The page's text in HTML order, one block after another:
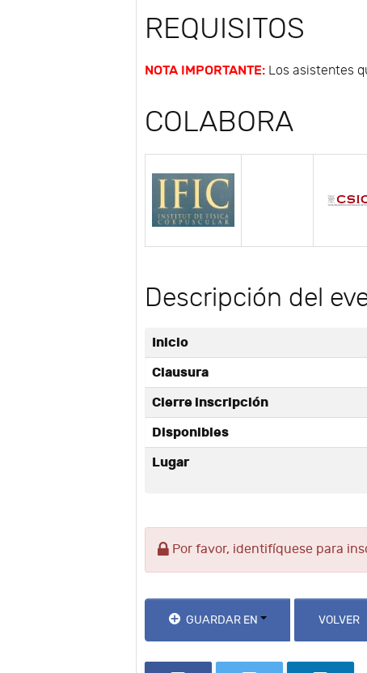
REQUISITOS
NOTA IMPORTANTE: Los asistentes
COLABORA
Descripción del
Inicio
Clausura
Cierre inscripción
Disponibles
Lugar
Por favor, identifíquese para
GUARDAR EN VOLVER